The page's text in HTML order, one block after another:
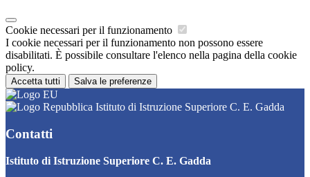
Cookie necessari per il funzionamento
I cookie necessari per il funzionamento non possono essere
disabilitati. È possibile consultare l'elenco nella pagina della cookie
policy.
Accetta tutti Salva le preferenze
Istituto di Istruzione Superiore C. E. Gadda
Contatti
Istituto di Istruzione Superiore C. E. Gadda